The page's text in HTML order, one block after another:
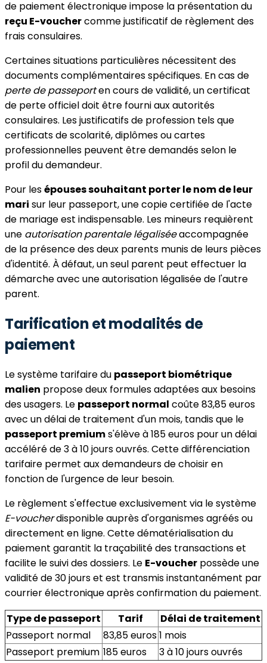
de paiement électronique impose la présentation du
reçu E-vouchercomme justificatif de règlement des
frais consulaires.
Certaines situations particulières nécessitent des
documents complémentaires spécifiques. En cas de
perte de passeporten cours de validité, un certificat
de perte officiel doit être fourni aux autorités
consulaires. Les justificatifs de profession tels que
certificats de scolarité, diplômes ou cartes
professionnelles peuvent être demandés selon le
profil du demandeur.
Pour lesépouses souhaitant porter le nom de leur
mari sur leur passeport, une copie certifiée de l'acte
de mariage est indispensable. Les mineurs requièrent
une autorisation parentale légaliséeaccompagnée
de la présence des deux parents munis de leurs pièces
d'identité. À défaut, un seul parent peut effectuer la
démarche avec une autorisation légalisée de l'autre
parent.
Tarification et modalités de
paiement
Le système tarifaire du passeport biométrique
malien propose deux formules adaptées aux besoins
des usagers. Le passeport normal coûte 83,85 euros
avec un délai de traitement d'un mois, tandis que le
passeport premiums'élève à 185 euros pour un délai
accéléré de 3 à 10 jours ouvrés. Cette différenciation
tarifaire permet aux demandeurs de choisir en
fonction de l'urgence de leur besoin.
Le règlement s'effectue exclusivement via le système
E-voucherdisponible auprès d'organismes agréés ou
directement en ligne. Cette dématérialisation du
paiement garantit la traçabilité des transactions et
facilite le suivi des dossiers. Le E-voucher possède une
validité de 30 jours et est transmis instantanément par
courrier électronique après confirmation du paiement.
Type de passeport
Tarif
Délai de traitement
Passeport normal
83,85 euros1 mois
Passeport premium 185 euros
3 à 10 jours ouvrés